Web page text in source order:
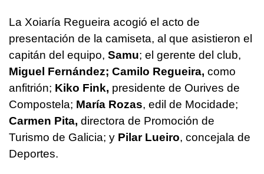
La Xoiaría Regueira acogió el acto de
presentación de la camiseta, al que asistieron el
capitán del equipo, Samu; el gerente del club,
Miguel Fernández; Camilo Regueira, como
anfitrión; Kiko Fink, presidente de Ourives de
Compostela; María Rozas, edil de Mocidade;
Carmen Pita, directora de Promoción de
Turismo de Galicia; y Pilar Lueiro, concejala de
Deportes.